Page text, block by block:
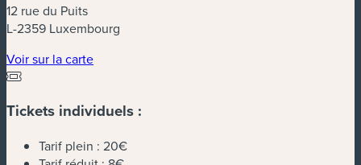
12 rue du Puits
L-2359 Luxembourg
Voir sur la carte(nouvelle fenêtre)
Tickets individuels :
Tarif plein : 20€